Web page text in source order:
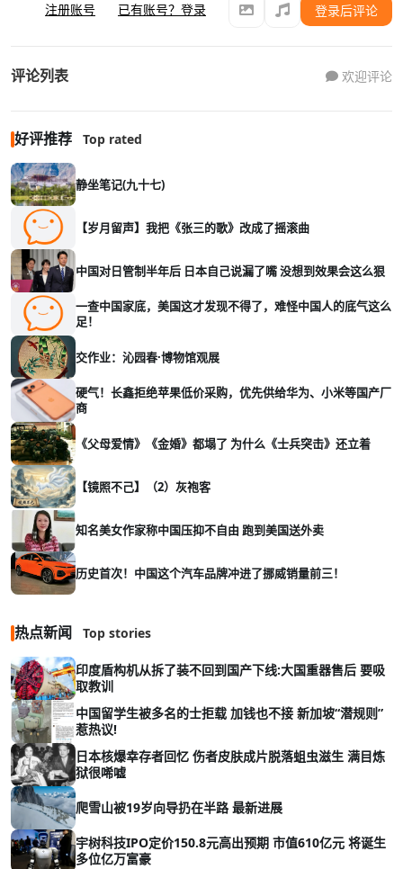
注册账号 已有账号？登录 登录后评论
评论列表 欢迎评论
好评推荐 Top rated
静坐笔记(九十七)
【岁月留声】我把《张三的歌》改成了摇滚曲
中国对日管制半年后 日本自己说漏了嘴 没想到效果会这么狠
一查中国家底，美国这才发现不得了，难怪中国人的底气这么
足！
交作业：沁园春·博物馆观展
硬气！长鑫拒绝苹果低价采购，优先供给华为、小米等国产厂
商
《父母爱情》《金婚》都塌了 为什么《士兵突击》还立着
【镜照不己】（2）灰袍客
知名美女作家称中国压抑不自由 跑到美国送外卖
历史首次！中国这个汽车品牌冲进了挪威销量前三！
热点新闻 Top stories
印度盾构机从拆了装不回到国产下线:大国重器售后 要吸
取教训
中国留学生被多名的士拒载 加钱也不接 新加坡“潜规则”
惹热议!
日本核爆幸存者回忆 伤者皮肤成片脱落蛆虫滋生 满目炼
狱很唏嘘
爬雪山被19岁向导扔在半路 最新进展
宇树科技IPO定价150.8元高出预期 市值610亿元 将诞生
多位亿万富豪